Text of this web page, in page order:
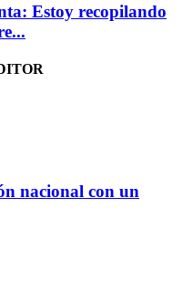
Estoy recopilando
nacional con un